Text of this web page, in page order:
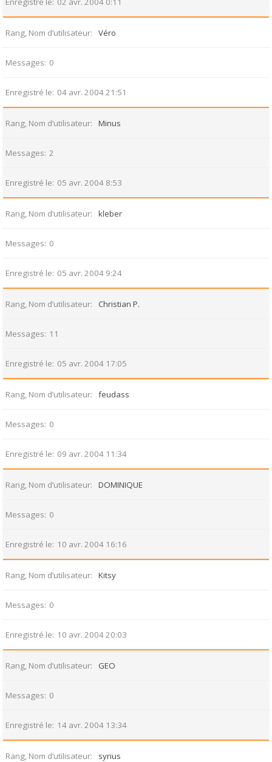
Rang, Nom d’utilisateur Véro
Messages 0
Enregistré le 04 avr. 2004 21:51
Rang, Nom d’utilisateur Minus
Messages 2
Enregistré le 05 avr. 2004 8:53
Rang, Nom d’utilisateur kleber
Messages 0
Enregistré le 05 avr. 2004 9:24
Rang, Nom d’utilisateur Christian P.
Messages 11
Enregistré le 05 avr. 2004 17:05
Rang, Nom d’utilisateur feudass
Messages 0
Enregistré le 09 avr. 2004 11:34
Rang, Nom d’utilisateur DOMINIQUE
Messages 0
Enregistré le 10 avr. 2004 16:16
Rang, Nom d’utilisateur Kitsy
Messages 0
Enregistré le 10 avr. 2004 20:03
Rang, Nom d’utilisateur GEO
Messages 0
Enregistré le 14 avr. 2004 13:34
Rang, Nom d’utilisateur syrius